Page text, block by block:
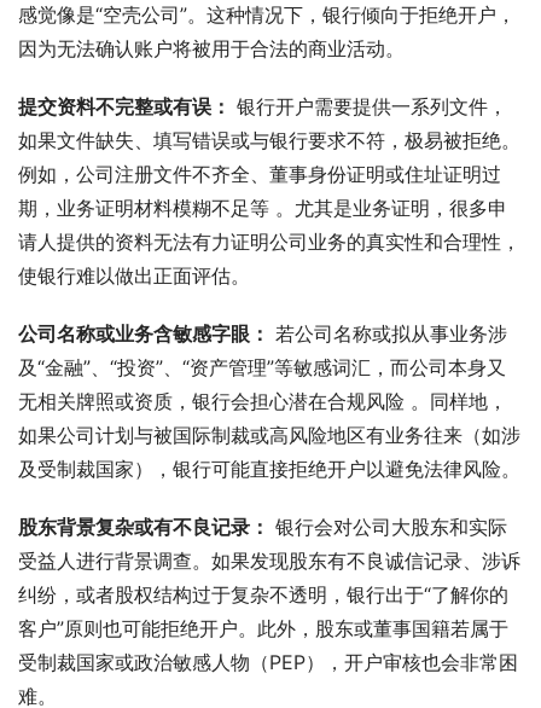
感觉像是“空壳公司”。这种情况下，银行倾向于拒绝开户，
因为无法确认账户将被用于合法的商业活动。
提交资料不完整或有误： 银行开户需要提供一系列文件，
如果文件缺失、填写错误或与银行要求不符，极易被拒绝。
例如，公司注册文件不齐全、董事身份证明或住址证明过
期，业务证明材料模糊不足等 。尤其是业务证明，很多申
请人提供的资料无法有力证明公司业务的真实性和合理性，
使银行难以做出正面评估。
公司名称或业务含敏感字眼： 若公司名称或拟从事业务涉
及“金融”、“投资”、“资产管理”等敏感词汇，而公司本身又
无相关牌照或资质，银行会担心潜在合规风险 。同样地，
如果公司计划与被国际制裁或高风险地区有业务往来（如涉
及受制裁国家），银行可能直接拒绝开户以避免法律风险。
股东背景复杂或有不良记录： 银行会对公司大股东和实际
受益人进行背景调查。如果发现股东有不良诚信记录、涉诉
纠纷，或者股权结构过于复杂不透明，银行出于“了解你的
客户”原则也可能拒绝开户。此外，股东或董事国籍若属于
受制裁国家或政治敏感人物（PEP），开户审核也会非常困
难。